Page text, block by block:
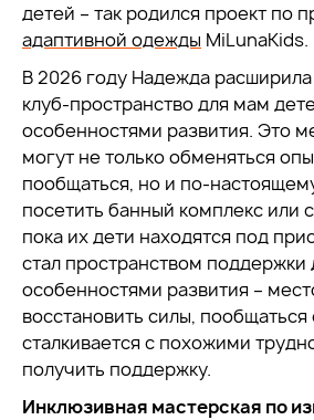
детей – так родился проект по
адаптивной одежды MiLunaKids.
В 2026 году Надежда
клуб-пространство для мам
особенностями развития. Это
могут не только обменяться
пообщаться, но и по-
посетить банный комплекс или
пока их дети находятся под
стал пространством
особенностями развития –
восстановить силы, пообщаться
сталкивается с похожими
получить поддержку.
Инклюзивная мастерская по